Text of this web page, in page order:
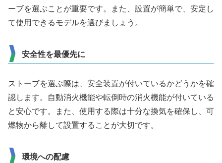
ーブを選ぶことが重要です。また、設置が簡単で、安定し
て使用できるモデルを選びましょう。
安全性を最優先に
ストーブを選ぶ際は、安全装置が付いているかどうかを確
認します。自動消火機能や転倒時の消火機能が付いている
と安心です。また、使用する際は十分な換気を確保し、可
燃物から離して設置することが大切です。
環境への配慮